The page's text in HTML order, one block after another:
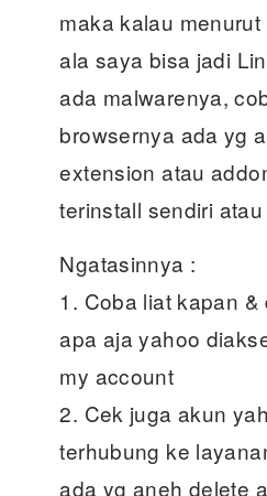
maka kalau
ala saya bisa jadi
ada malwarenya,
browsernya ada yg
extension atau
terinstall sendiri
Ngatasinnya :
1. Coba liat kapan
apa aja yahoo
my account
2. Cek juga akun
terhubung ke
ada yg aneh delete